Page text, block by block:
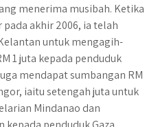
menerima musibah. Ketika
akhir 2006, ia telah
untuk mengagih-
1 juta kepada penduduk
mendapat sumbangan RM
iaitu setengah juta untuk
Mindanao dan